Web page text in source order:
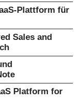
Plattform für
Sales and
Platform for